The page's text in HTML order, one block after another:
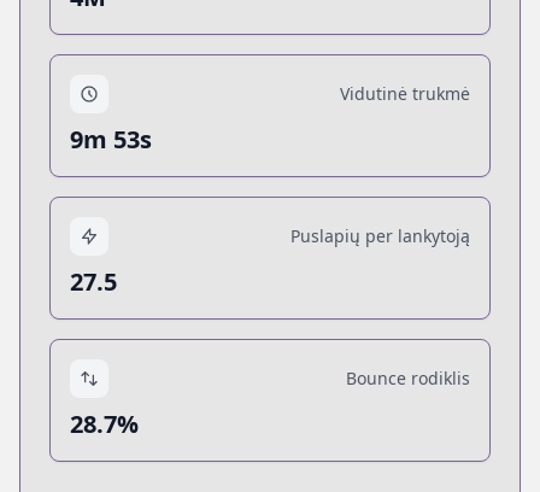
Vidutinė trukmė
9m 53s
Puslapių per lankytoją
27.5
Bounce rodiklis
28.7%